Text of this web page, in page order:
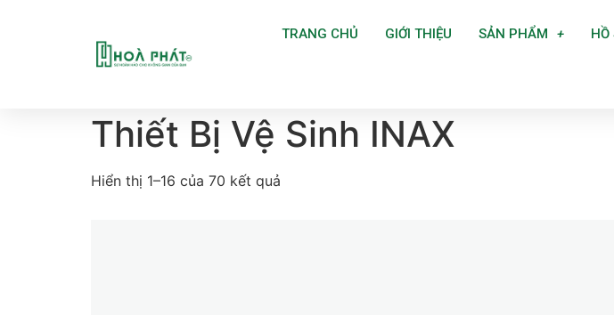
TRANG CHỦ GIỚI THIỆU SẢN PHẨM HỒ
Thiết Bị Vệ Sinh INAX
Hiển thị 1–16 của 70 kết quả